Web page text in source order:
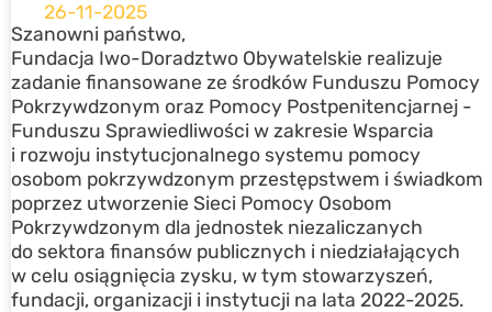
26-11-2025
Szanowni państwo,
Fundacja Iwo-Doradztwo Obywatelskie realizuje
zadanie finansowane ze środków Funduszu Pomocy
Pokrzywdzonym oraz Pomocy Postpenitencjarnej -
Funduszu Sprawiedliwości w zakresie Wsparcia
i rozwoju instytucjonalnego systemu pomocy
osobom pokrzywdzonym przestępstwem i świadkom
poprzez utworzenie Sieci Pomocy Osobom
Pokrzywdzonym dla jednostek niezaliczanych
do sektora finansów publicznych i niedziałających
w celu osiągnięcia zysku, w tym stowarzyszeń,
fundacji, organizacji i instytucji na lata 2022-2025.